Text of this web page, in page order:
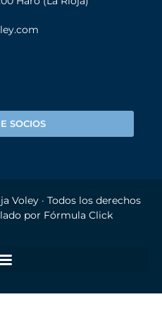
SOCIOS
Voley· Todos los derechos
por Fórmula Click